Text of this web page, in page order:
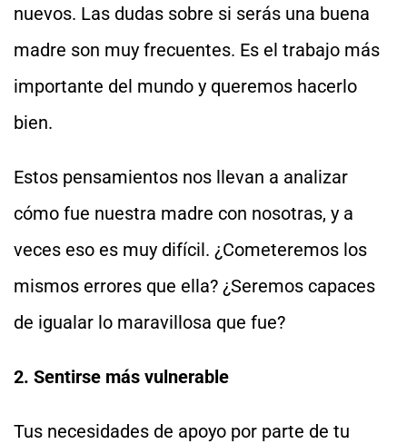
nuevos. Las dudas sobre si serás una buena
madre son muy frecuentes. Es el trabajo más
importante del mundo y queremos hacerlo
bien.
Estos pensamientos nos llevan a analizar
cómo fue nuestra madre con nosotras, y a
veces eso es muy difícil. ¿Cometeremos los
mismos errores que ella? ¿Seremos capaces
de igualar lo maravillosa que fue?
2. Sentirse más vulnerable
Tus necesidades de apoyo por parte de tu